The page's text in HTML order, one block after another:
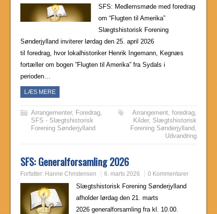
SFS: Medlemsmøde med foredrag
om “Flugten til Amerika”
Slægtshistorisk Forening
Sønderjylland inviterer lørdag den 25. april 2026
til foredrag, hvor lokalhistoriker Henrik Ingemann, Kegnæs
fortæller om bogen ”Flugten til Amerika” fra Sydals i
perioden…
LÆS MERE
Arrangementer, Foredrag
SFS - Slægtshistorisk
Forening Sønderjylland
Arrangement, foredrag,
Kilder, Slægtshistorisk
Forening Sønderjylland,
Udvandring
SFS: Generalforsamling 2026
Forfatter: Hanne Christensen 6. marts 2026 0 Kommentarer
Slægtshistorisk Forening Sønderjylland
afholder lørdag den 21. marts
2026 generalforsamling fra kl. 10.00.